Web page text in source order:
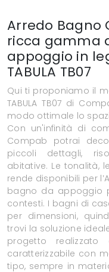
Arredo Bagno
ricca gamma
appoggio in
TABULA TB07
Qui ti proponiamo il
TABULA TB07 di
modo ottimale lo
Con un'infinità di
Compab potrai
piccoli dettagli,
abitative. Le tonalità,
rende disponibili per
bagno da appoggio
contesti. I bagni di
per dimensioni,
trovi la soluzione
progetto
caratterizzabile con
tipo, sempre in